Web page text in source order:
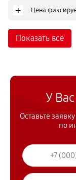
+ Цена
Показать все
У
Оставьте
по